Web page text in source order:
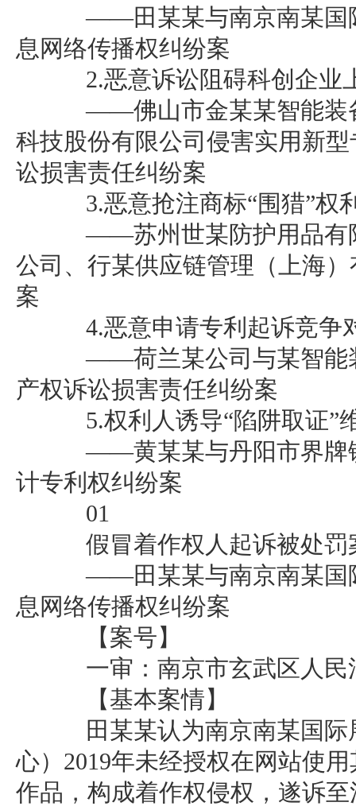
——田某某与南京南某国际
息网络传播权纠纷案
2.恶意诉讼阻碍科创企业
——佛山市金某某智能装备
科技股份有限公司侵害实用新
讼损害责任纠纷案
3.恶意抢注商标“围猎”权
——苏州世某防护用品有限
公司、行某供应链管理（上海
案
4.恶意申请专利起诉竞争
——荷兰某公司与某智能装
产权诉讼损害责任纠纷案
5.权利人诱导“陷阱取证”
——黄某某与丹阳市界牌镇
计专利权纠纷案
01
假冒着作权人起诉被处罚
——田某某与南京南某国际
息网络传播权纠纷案
【案号】
一审：南京市玄武区人民
【基本案情】
田某某认为南京南某国际
心）2019年未经授权在网站使
作品，构成着作权侵权，遂诉